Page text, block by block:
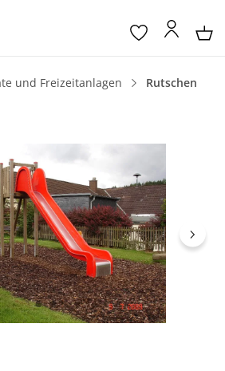
und Freizeitanlagen Rutschen